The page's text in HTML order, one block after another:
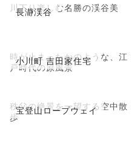
長瀞渓谷
川下り楽しむ名勝の渓谷美
小川町 吉田家住宅
時が止まったかのような、江
戸時代の原風景
宝登山ロープウェイ
秩父の絶景を一望する空中散
歩